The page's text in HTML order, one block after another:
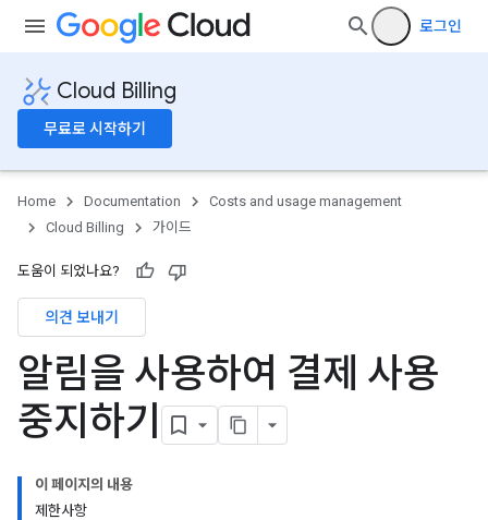
로그인
Cloud Billing
무료로 시작하기
Home Documentation
Costs and usage management
Cloud Billing
가이드
도움이 되었나요?
의견 보내기
알림을 사용하여 결제 사용
중지하기
이 페이지의 내용
제한사항